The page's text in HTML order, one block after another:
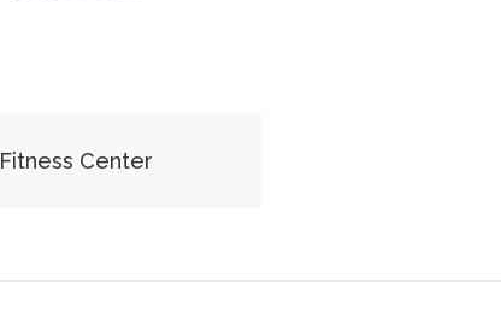
Fitness Center